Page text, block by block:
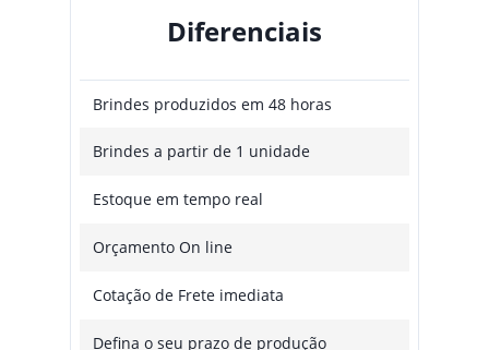
Diferenciais
Brindes produzidos em 48 horas
Brindes a partir de 1 unidade
Estoque em tempo real
Orçamento On line
Cotação de Frete imediata
Defina o seu prazo de produção